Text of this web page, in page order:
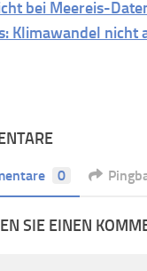
bei Meereis-
Klimawandel nicht
0
SIE EINEN